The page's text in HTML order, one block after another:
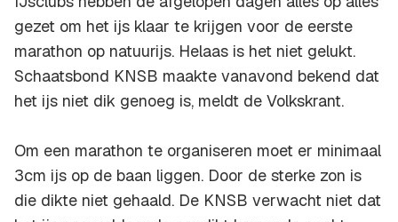
gezet om het ijs klaar te krijgen voor de eerste
marathon op natuurijs. Helaas is het niet gelukt.
Schaatsbond KNSB maakte vanavond bekend dat
het ijs niet dik genoeg is, meldt de Volkskrant.
Om een marathon te organiseren moet er minimaal
3cm ijs op de baan liggen. Door de sterke zon is
die dikte niet gehaald. De KNSB verwacht niet dat